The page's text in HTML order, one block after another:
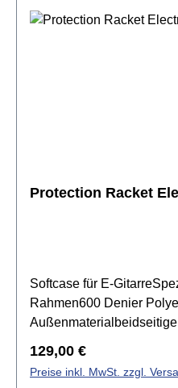
Stegbereichaufgesticktes
Protection Racket
Softcase für E-
Rahmen600 Denier
mit schwarz gebürsteter
abnehmbare Nacken-
Regulärer Preis:
129,00 €
Preise inkl. MwSt. zzgl.